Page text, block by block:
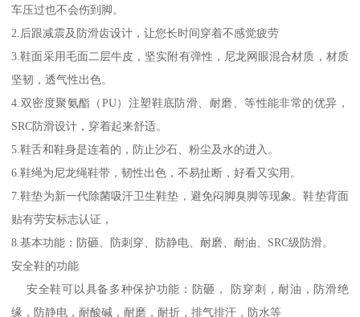
车压过也不会伤到脚。
2.后跟减震及防滑齿设计，让您长时间穿着不感觉疲劳
3.鞋面采用毛面二层牛皮，坚实附有弹性，尼龙网眼混合材质，材质
坚韧，透气性出色。
4.双密度聚氨酯（PU）注塑鞋底防滑、耐磨、等性能非常的优异，
SRC防滑设计，穿着起来舒适。
5.鞋舌和鞋身是连着的，防止沙石、粉尘及水的进入。
6.鞋绳为尼龙绳鞋带，韧性出色，不易扯断，好看又实用。
7.鞋垫为新一代除菌吸汗卫生鞋垫，避免闷脚臭脚等现象。鞋垫背面
贴有劳安标志认证，
8.基本功能：防砸、防刺穿、防静电、耐磨、耐油、SRC级防滑。
安全鞋的功能
安全鞋可以具备多种保护功能：防砸， 防穿刺，耐油，防滑绝
缘，防静电，耐酸碱，耐磨，耐折，排气排汗，防水等